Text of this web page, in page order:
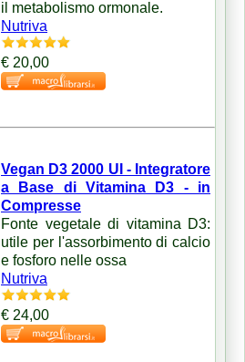
il metabolismo ormonale.
Nutriva
€ 20,00
Vegan D3 2000 UI - Integratore
a Base di Vitamina D3 - in
Compresse
Fonte vegetale di vitamina D3:
utile per l'assorbimento di calcio
e fosforo nelle ossa
Nutriva
€ 24,00